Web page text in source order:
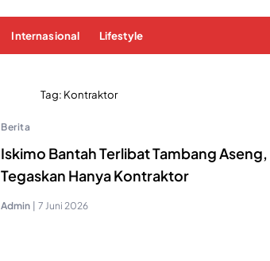
Internasional Lifestyle
Tag: Kontraktor
Berita
Iskimo Bantah Terlibat Tambang Aseng,
Tegaskan Hanya Kontraktor
Admin 7 Juni 2026